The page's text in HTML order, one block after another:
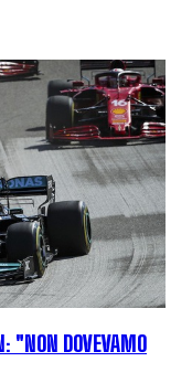
"NON DOVEVAMO